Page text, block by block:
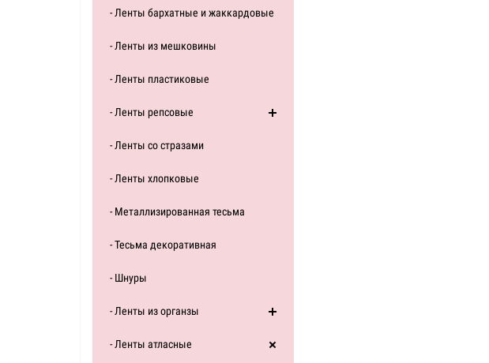
- Ленты бархатные и жаккардовые
- Ленты из мешковины
- Ленты пластиковые
- Ленты репсовые
- Ленты со стразами
- Ленты хлопковые
- Металлизированная тесьма
- Тесьма декоративная
- Шнуры
- Ленты из органзы
- Ленты атласные